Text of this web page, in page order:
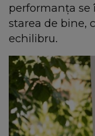
performanța se
starea de bine,
echilibru.